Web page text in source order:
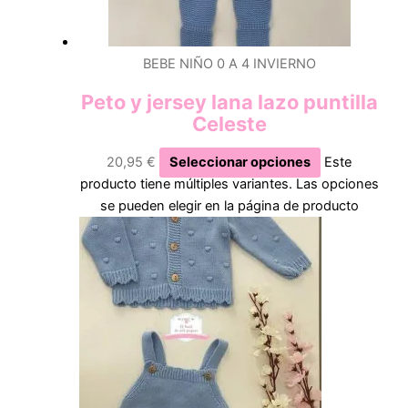
BEBE NIÑO 0 A 4 INVIERNO
Peto y jersey lana lazo puntilla
Celeste
20,95€ Seleccionar opciones
Este
producto tiene múltiples variantes. Las opciones
se pueden elegir en la página de producto